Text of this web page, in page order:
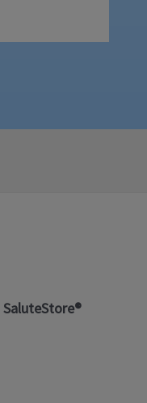
SaluteStore®